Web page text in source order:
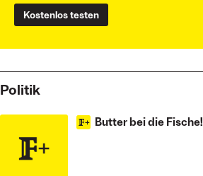
Kostenlos testen
Politik
Butter bei die Fische!